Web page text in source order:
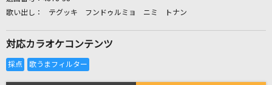
テグッキ フンドゥルミョ ニミ トナン
対応カラオケコンテンツ